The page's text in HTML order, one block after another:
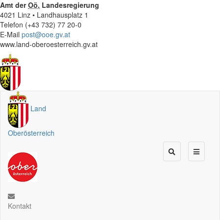
Amt derOö. Landesregierung
4021 Linz • Landhausplatz 1
Telefon (+43 732) 77 20-0
E-Mail post@ooe.gv.at
www.land-oberoesterreich.gv.at
Land
Oberösterreich
Kontakt